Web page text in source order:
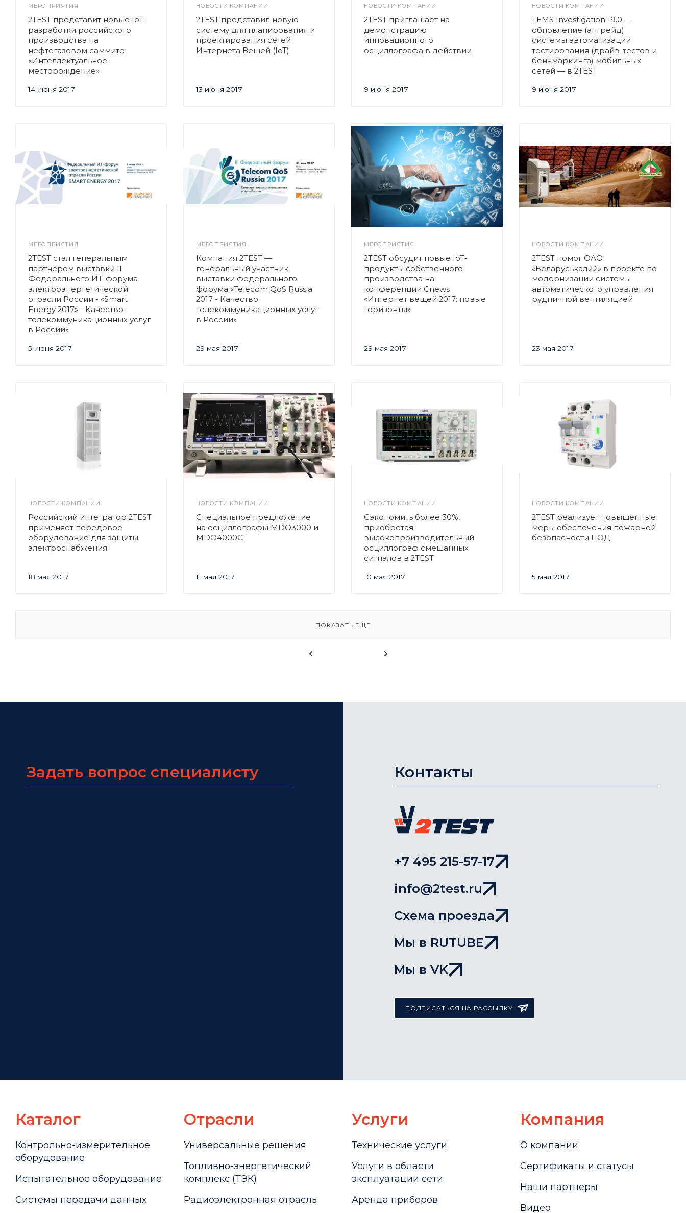
МЕРОПРИЯТИЯ
14 июня 2017
2TEST представит новые IoT-
разработки российского
производства на
нефтегазовом саммите
«Интеллектуальное
месторождение»
НОВОСТИ КОМПАНИИ
13 июня 2017
2TEST представил новую
систему для планирования и
проектирования сетей
Интернета Вещей (IoT)
НОВОСТИ КОМПАНИИ
9 июня 2017
2TEST приглашает на
демонстрацию
инновационного
осциллографа в действии
НОВОСТИ КОМПАНИИ
9 июня 2017
TEMS Investigation 19.0 —
обновление (апгрейд)
системы автоматизации
тестирования (драйв-тестов и
бенчмаркинга) мобильных
сетей — в 2TEST
МЕРОПРИЯТИЯ
5 июня 2017
2TEST стал генеральным
партнером выставки II
Федерального ИТ-форума
электроэнергетической
отрасли России - «Smart
Energy 2017» - Качество
телекоммуникационных услуг
в России»
МЕРОПРИЯТИЯ
29 мая 2017
Компания 2TEST —
генеральный участник
выставки федерального
форума «Telecom QoS Russia
2017 - Качество
телекоммуникационных услуг
в России»
МЕРОПРИЯТИЯ
29 мая 2017
2TEST обсудит новые IoT-
продукты собственного
производства на
конференции Cnews
«Интернет вещей 2017: новые
горизонты»
НОВОСТИ КОМПАНИИ
23 мая 2017
2TEST помог ОАО
«Беларуськалий» в проекте по
модернизации системы
автоматического управления
рудничной вентиляцией
НОВОСТИ КОМПАНИИ
18 мая 2017
Российский интегратор 2TEST
применяет передовое
оборудование для защиты
электроснабжения
НОВОСТИ КОМПАНИИ
11 мая 2017
Специальное предложение
на осциллографы MDO3000 и
MDO4000C
НОВОСТИ КОМПАНИИ
10 мая 2017
Сэкономить более 30%,
приобретая
высокопроизводительный
осциллограф смешанных
сигналов в 2TEST
НОВОСТИ КОМПАНИИ
5 мая 2017
2TEST реализует повышенные
меры обеспечения пожарной
безопасности ЦОД
ПОКАЗАТЬ ЕЩЕ
Задать вопрос специалисту Контакты
+7 495 215-57-17
info@2test.ru
Схема проезда
Мы в RUTUBE
Мы в VK
ПОДПИСАТЬСЯ НА РАССЫЛКУ
Каталог
Контрольно-измерительное
оборудование
Испытательное оборудование
Системы передачи данных
Отрасли
Универсальные решения
Топливно-энергетический
комплекс (ТЭК)
Радиоэлектронная отрасль
Услуги
Технические услуги
Услуги в области
эксплуатации сети
Аренда приборов
Компания
О компании
Сертификаты и статусы
Наши партнеры
Видео